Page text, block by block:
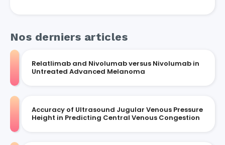
Nos derniers articles
Relatlimab and Nivolumab versus Nivolumab in
Untreated Advanced Melanoma
Accuracy of Ultrasound Jugular Venous Pressure
Height in Predicting Central Venous Congestion